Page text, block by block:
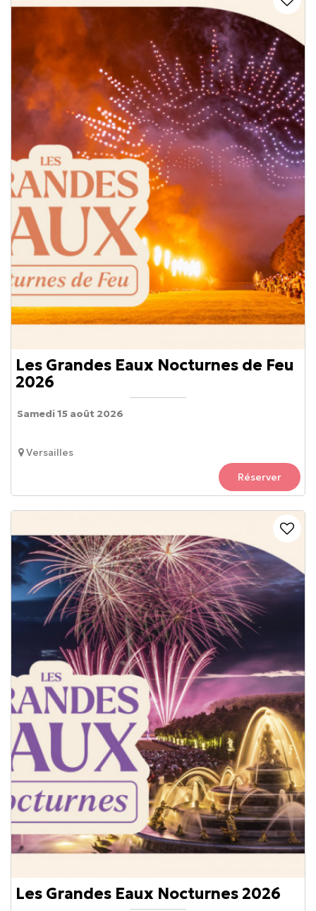
Les Grandes Eaux Nocturnes de Feu
2026
Versailles
Samedi 15 août 2026
Réserver
Les Grandes Eaux Nocturnes 2026